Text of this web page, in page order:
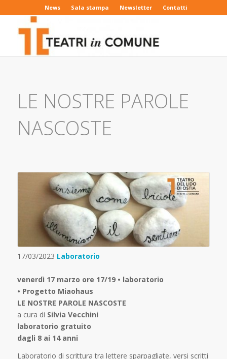
News Sala stampa Newsletter Contatti
LE NOSTRE PAROLE
NASCOSTE
17/03/2023 Laboratorio
venerdì 17 marzo ore 17/19 • laboratorio
• Progetto Miaohaus
LE NOSTRE PAROLE NASCOSTE
a cura di Silvia Vecchini
laboratorio gratuito
dagli 8 ai 14 anni
Laboratorio di scrittura tra lettere sparpagliate, versi scritti